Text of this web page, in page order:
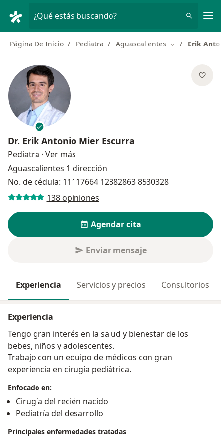
¿Qué estás buscando?
Página De Inicio Pediatra Aguascalientes Cambiar de
Erik
Dr. Erik Antonio Mier Escurra
Pediatra · Ver más
Aguascalientes 1 dirección
No. de cédula: 11117664 12882863 8530328
138 opiniones
Agendar cita
Enviar mensaje
Experiencia Servicios y precios Consultorios
Experiencia
Tengo gran interés en la salud y bienestar de los
bebes, niños y adolescentes.
Trabajo con un equipo de médicos con gran
experiencia en cirugía pediátrica.
Enfocado en:
Cirugía del recién nacido
Pediatría del desarrollo
Principales enfermedades tratadas